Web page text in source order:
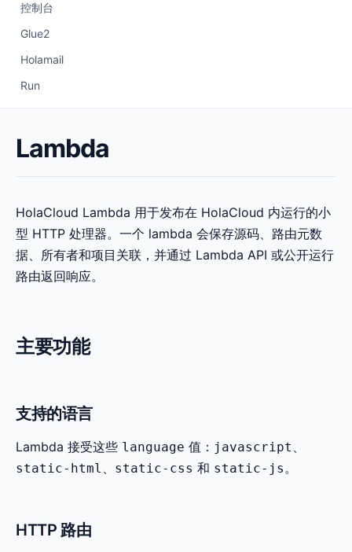
控制台
Glue2
Holamail
Run
Lambda
HolaCloud Lambda 用于发布在 HolaCloud 内运行的小
型 HTTP 处理器。一个 lambda 会保存源码、路由元数
据、所有者和项目关联，并通过 Lambda API 或公开运行
路由返回响应。
主要功能
支持的语言
Lambda 接受这些 language 值： javascript 、
static-html 、 static-css 和 static-js。
HTTP 路由